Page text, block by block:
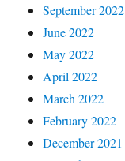
September 2022
June 2022
May 2022
April 2022
March 2022
February 2022
December 2021